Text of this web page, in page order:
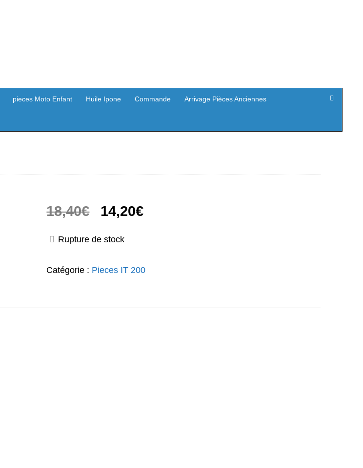
pieces Moto Enfant Huile Ipone Commande Arrivage Pièces Anciennes
18,40€
Le
était :
14,20€Le
est :
Rupture de stock
Catégorie : Pieces IT 200